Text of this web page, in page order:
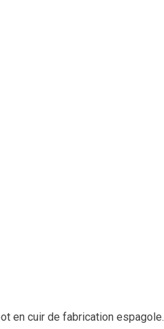
en cuir de fabrication espagole.